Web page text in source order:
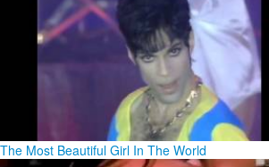
The Most Beautiful Girl In The World